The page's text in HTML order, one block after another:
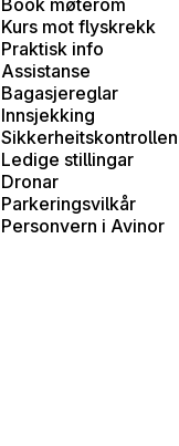
Book møterom
Kurs mot flyskrekk
Praktisk info
Assistanse
Bagasjereglar
Innsjekking
Sikkerheitskontrollen
Ledige stillingar
Dronar
Parkeringsvilkår
Personvern i Avinor